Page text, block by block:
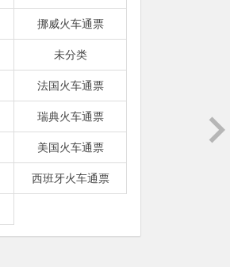
挪威火车通票
未分类
法国火车通票
瑞典火车通票
美国火车通票
西班牙火车通票